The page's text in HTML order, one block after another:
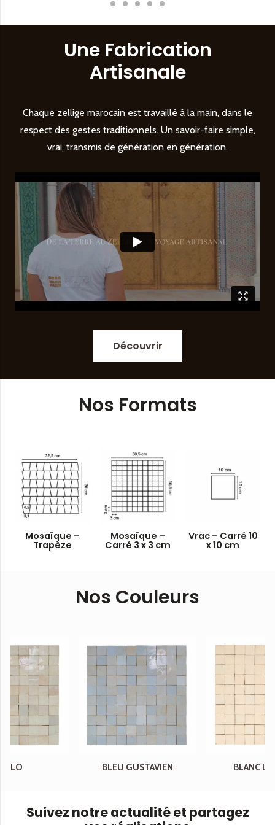
Une Fabrication
Artisanale
Chaque zellige marocain est travaillé à la main, dans le
respect des gestes traditionnels. Un savoir-faire simple,
vrai, transmis de génération en génération.
Découvrir
Nos Formats
– Mosaïque –
Carré 3 x 3 cm
Vrac – Carré 10
x 10 cm Vrac –
Nos Couleurs
BLEU GUSTAVIEN BLANC
Suivez notre actualité et partagez